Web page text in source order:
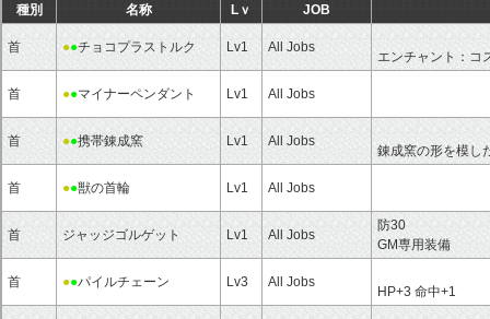
種別 名称 Lｖ JOB
首 ●●チョコプラストルク Lv1 All Jobs
エンチャント：コ
首 ●●マイナーペンダント Lv1 All Jobs
首 ●●携帯錬成窯 Lv1 All Jobs
錬成窯の形を模し
首 ●●獣の首輪 Lv1 All Jobs
首 ジャッジゴルゲット Lv1 All Jobs
防30
GM専用装備
首 ●●パイルチェーン Lv3 All Jobs
HP+3 命中+1